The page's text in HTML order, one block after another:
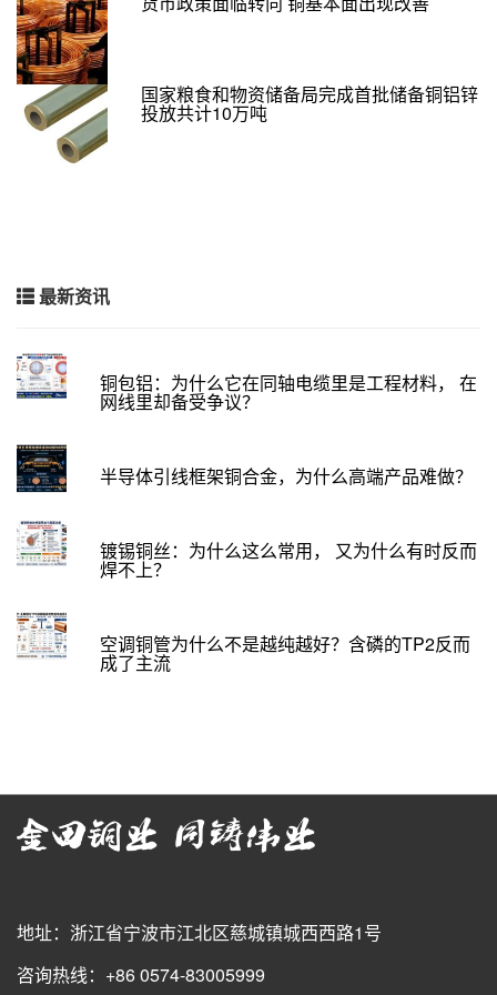
国家粮食和物资储备局完成首批储备铜铝锌
投放共计10万吨
最新资讯
铜包铝：为什么它在同轴电缆里是工程材料， 在
网线里却备受争议？
半导体引线框架铜合金，为什么高端产品难做？
镀锡铜丝：为什么这么常用， 又为什么有时反而
焊不上？
空调铜管为什么不是越纯越好？含磷的TP2反而
成了主流
地址：浙江省宁波市江北区慈城镇城西西路1号
咨询热线：+86 0574-83005999